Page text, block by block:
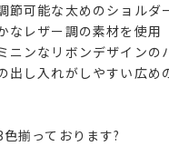
節可能な太めのショルダ
なレザー調の素材を使用
ニンなリボンデザインの
出し入れがしやすい広め
揃っております?